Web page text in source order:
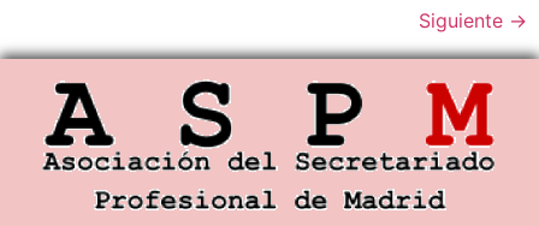
Siguiente →